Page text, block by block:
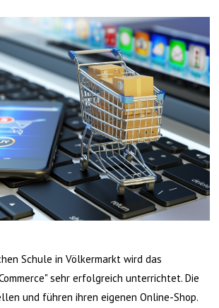
Schule in Völkermarkt wird das
sehr erfolgreich unterrichtet. Die
und führen ihren eigenen Online-Shop.